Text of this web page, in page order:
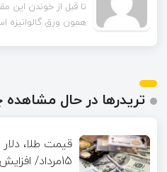
تا قبل از خوندن این
همون ورق گالوانیزه
تریدرها در حال
قیمت طلا،
15مرداد/ افزایش قیمت ها + جدول